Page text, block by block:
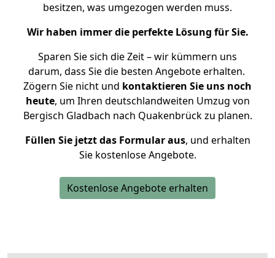
besitzen, was umgezogen werden muss.
Wir haben immer die perfekte Lösung für Sie.
Sparen Sie sich die Zeit – wir kümmern uns
darum, dass Sie die besten Angebote erhalten.
Zögern Sie nicht und kontaktieren Sie uns noch
heute, um Ihren deutschlandweiten Umzug von
Bergisch Gladbach nach Quakenbrück zu planen.
Füllen Sie jetzt das Formular aus, und erhalten
Sie kostenlose Angebote.
Kostenlose Angebote erhalten